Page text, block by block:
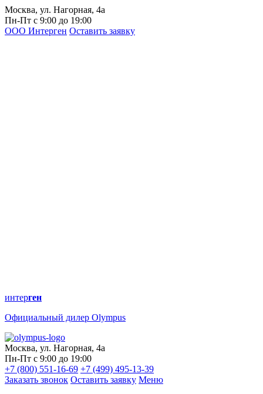
Москва, ул. Нагорная, 4а
Пн-Пт с 9:00 до 19:00
ООО Интерген Оставить заявку
интерген
Официальный дилер Olympus
Москва, ул. Нагорная, 4а
Пн-Пт с 9:00 до 19:00
+7 (800) 551-16-69 +7 (499) 495-13-39
Заказать звонок Оставить заявку Меню